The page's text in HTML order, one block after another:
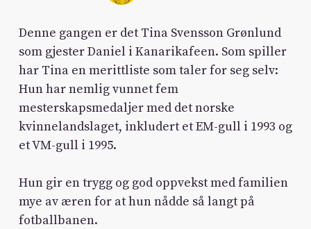
Denne gangen er det Tina Svensson Grønlund
som gjester Daniel i Kanarikafeen. Som spiller
har Tina en merittliste som taler for seg selv:
Hun har nemlig vunnet fem
mesterskapsmedaljer med det norske
kvinnelandslaget, inkludert et EM-gull i 1993 og
et VM-gull i 1995.
Hun gir en trygg og god oppvekst med familien
mye av æren for at hun nådde så langt på
fotballbanen.